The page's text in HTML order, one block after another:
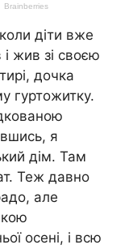
діти вже
жив зі своєю
дочка
гуртожитку.
я
дім. Там
Теж давно
але
осені, і всю